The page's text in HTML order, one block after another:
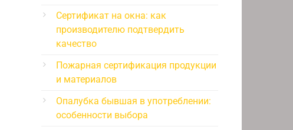
Сертификат на окна: как
производителю подтвердить
качество
Пожарная сертификация продукции
и материалов
Опалубка бывшая в употреблении:
особенности выбора